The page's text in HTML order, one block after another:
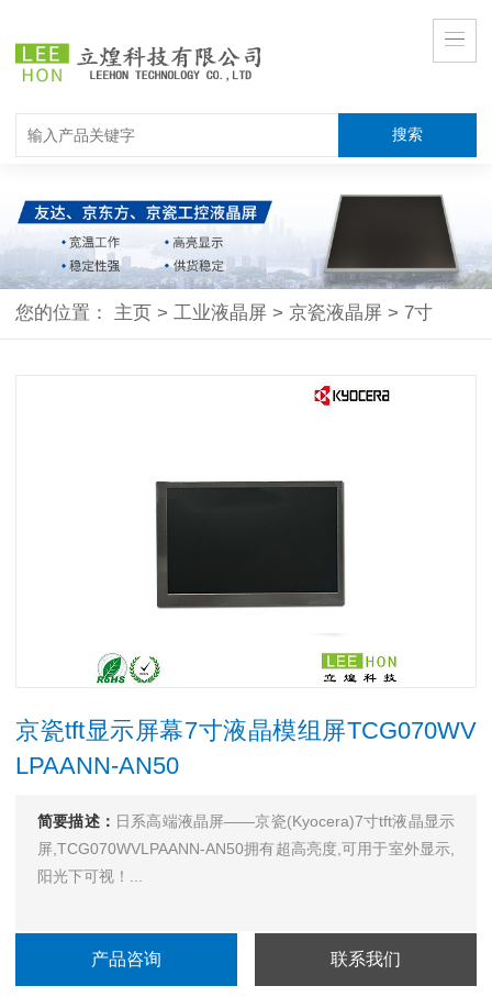
您的位置： 主页 > 工业液晶屏 > 京瓷液晶屏 > 7寸
京瓷tft显示屏幕7寸液晶模组屏TCG070WV
LPAANN-AN50
简要描述： 日系高端液晶屏——京瓷(Kyocera)7寸tft液晶显示
屏,TCG070WVLPAANN-AN50拥有超高亮度,可用于室外显示,
阳光下可视！...
产品咨询 联系我们